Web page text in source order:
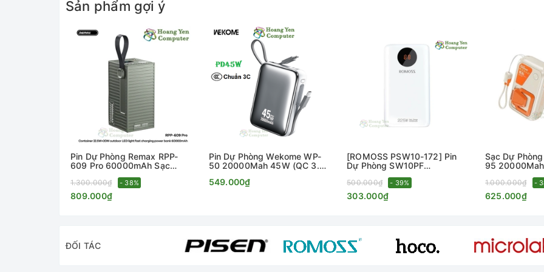
Sản phẩm gợi ý
Pin Dự Phòng Remax RPP-
609 Pro 60000mAh Sạc
Hợp Đèn LED, Màn Hình Hiển
Thị - Hoàng Yến Computer
1.300.000₫ - 38%
809.000₫
Pin Dự Phòng Wekome WP-
50 20000Mah 45W (QC 3.0,
Tháng - Hoàng Yến Computer
549.000₫
[ROMOSS PSW10-172] Pin
Dự Phòng SW10PF
BH 12 Tháng - Hoàng Yến
Computer
500.000₫ - 39%
303.000₫
Sạc Dự
95
1.000.000₫ -
625.000₫
ĐỐI TÁC